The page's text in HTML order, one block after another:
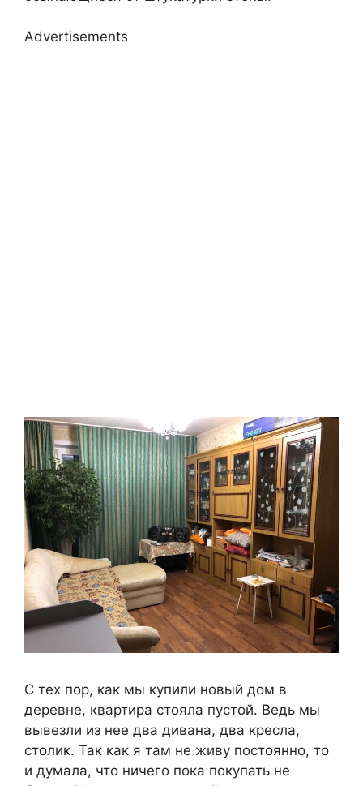
Advertisements
С тех пор, как мы купили новый дом в
деревне, квартира стояла пустой. Ведь мы
вывезли из нее два дивана, два кресла,
столик. Так как я там не живу постоянно, то
и думала, что ничего пока покупать не